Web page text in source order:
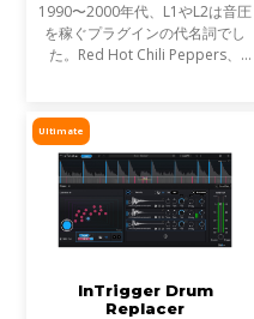
1990〜2000年代、L1やL2は音圧
を稼ぐプラグインの代名詞でし
た。Red Hot Chili Peppers、
ウンドは世界を席巻しました。し
かし今、音楽は単なる音圧では
Ultimate
InTrigger Drum
Replacer